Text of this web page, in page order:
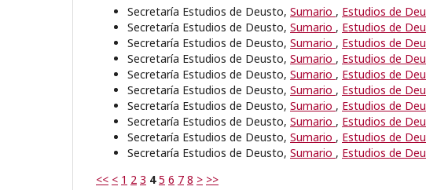
Secretaría Estudios de Deusto, Sumario , Estudios de
Secretaría Estudios de Deusto, Sumario , Estudios de
Secretaría Estudios de Deusto, Sumario , Estudios de
Secretaría Estudios de Deusto, Sumario , Estudios de
Secretaría Estudios de Deusto, Sumario , Estudios de
Secretaría Estudios de Deusto, Sumario , Estudios de
Secretaría Estudios de Deusto, Sumario , Estudios de
Secretaría Estudios de Deusto, Sumario , Estudios de
Secretaría Estudios de Deusto, Sumario , Estudios de
Secretaría Estudios de Deusto, Sumario , Estudios de
<< < 1 2 3 4 5 6 7 8 > >>